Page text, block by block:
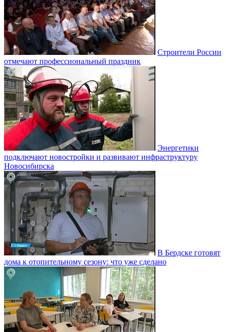
Строители России
отмечают профессиональный праздник
Энергетики
подключают новостройки и развивают инфраструктуру
Новосибирска
В Бердске готовят
дома к отопительному сезону: что уже сделано